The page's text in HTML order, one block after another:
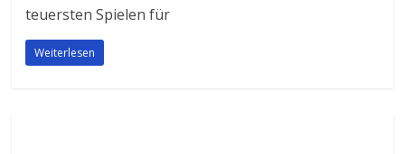
teuersten Spielen für
Weiterlesen